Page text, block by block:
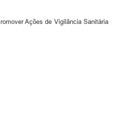
Ações de Vigilância Sanitária